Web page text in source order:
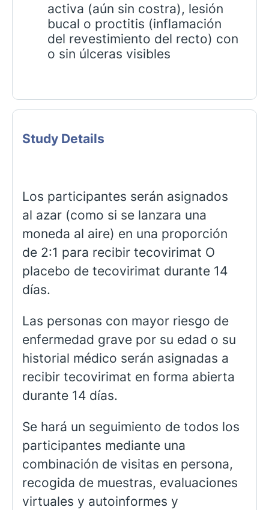
activa (aún sin costra), lesión
bucal o proctitis (inflamación
del revestimiento del recto) con
o sin úlceras visibles
Study Details
Los participantes serán asignados
al azar (como si se lanzara una
moneda al aire) en una proporción
de 2:1 para recibir tecovirimat O
placebo de tecovirimat durante 14
días.
Las personas con mayor riesgo de
enfermedad grave por su edad o su
historial médico serán asignadas a
recibir tecovirimat en forma abierta
durante 14 días.
Se hará un seguimiento de todos los
participantes mediante una
combinación de visitas en persona,
recogida de muestras, evaluaciones
virtuales y autoinformes y